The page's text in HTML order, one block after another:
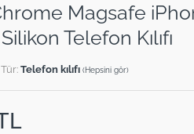
Magsafe
Telefon Kılıfı
Tür: Telefon kılıfı (Hepsini gör)